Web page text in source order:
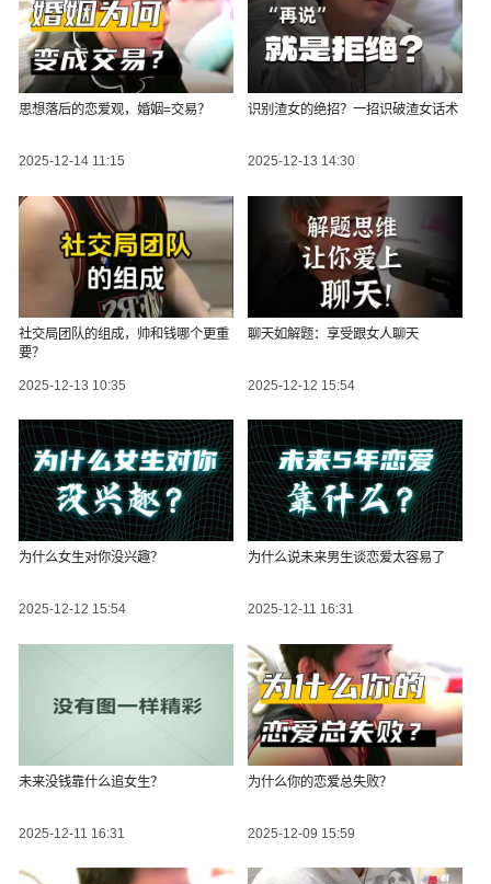
思想落后的恋爱观，婚姻=交易？
2025-12-14 11:15
识别渣女的绝招？一招识破渣女话术
2025-12-13 14:30
社交局团队的组成，帅和钱哪个更重
要？
2025-12-13 10:35
聊天如解题：享受跟女人聊天
2025-12-12 15:54
为什么女生对你没兴趣？
2025-12-12 15:54
为什么说未来男生谈恋爱太容易了
2025-12-11 16:31
未来没钱靠什么追女生？
2025-12-11 16:31
为什么你的恋爱总失败？
2025-12-09 15:59